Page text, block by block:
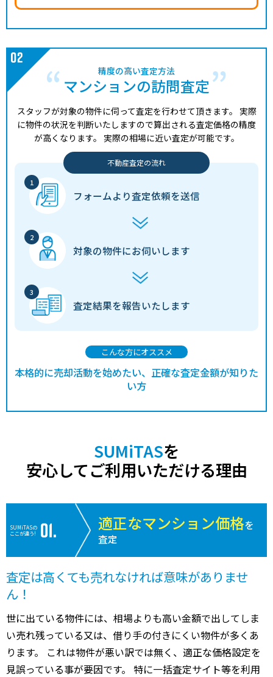
精度の高い査定方法
マンションの訪問査定
スタッフが対象の物件に伺って査定を行わせて頂きます。 実際
に物件の状況を判断いたしますので算出される査定価格の精度
が高くなります。 実際の相場に近い査定が可能です。
不動産査定の流れ
フォームより査定依頼を送信
対象の物件にお伺いします
査定結果を報告いたします
こんな方にオススメ
本格的に売却活動を始めたい、正確な査定金額が知りた
い方
SUMiTASを
安心してご利用いただける理由
SUMiTASの
ここが違う!
適正なマンション価格を
査定
査定は高くても売れなければ意味がありませ
ん！
世に出ている物件には、相場よりも高い金額で出してしま
い売れ残っている又は、借り手の付きにくい物件が多くあ
ります。 これは物件が悪い訳では無く、適正な価格設定を
見誤っている事が要因です。 特に一括査定サイト等を利用